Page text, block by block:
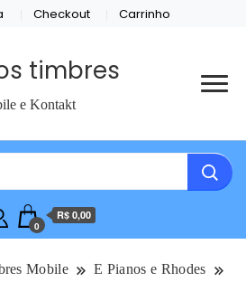
Checkout Carrinho
timbres
e Kontakt
0
R$ 0,00
Mobile
E Pianos e Rhodes